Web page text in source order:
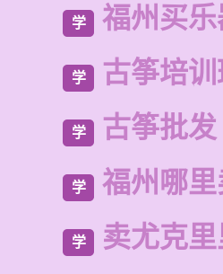
学 福州买
学 古筝培
学 古筝批
学 福州哪
学 卖尤克